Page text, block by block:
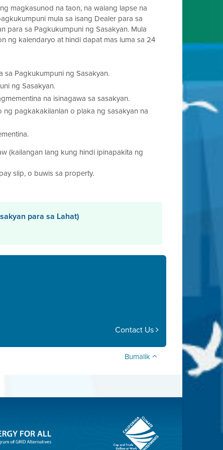
magkasunod na taon, na walang lapse na
mula sa isang Dealer para sa
para sa Pagkukumpuni ng Sasakyan. Mula
ng kalendaryo at hindi dapat mas luma sa 24
Pagkukumpuni ng Sasakyan.
ng Sasakyan.
na isinagawa sa sasakyan.
ng pagkakakilanlan o plaka ng sasakyan na
(kailangan lang kung hindi ipinapakita ng
slip, o buwis sa property.
para sa Lahat)
Contact Us
Bumalik